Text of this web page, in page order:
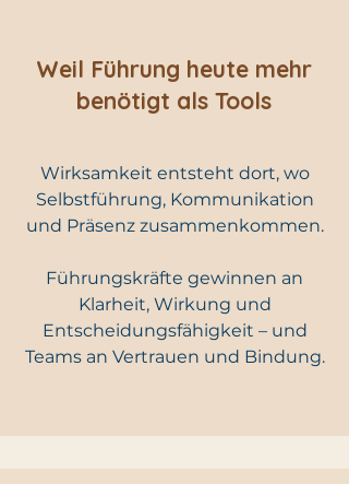
Weil Führung heute mehr
benötigt als Tools
Wirksamkeit entsteht dort, wo
Selbstführung, Kommunikation
und Präsenz zusammenkommen.
Führungskräfte gewinnen an
Klarheit, Wirkung und
Entscheidungsfähigkeit – und
Teams an Vertrauen und Bindung.